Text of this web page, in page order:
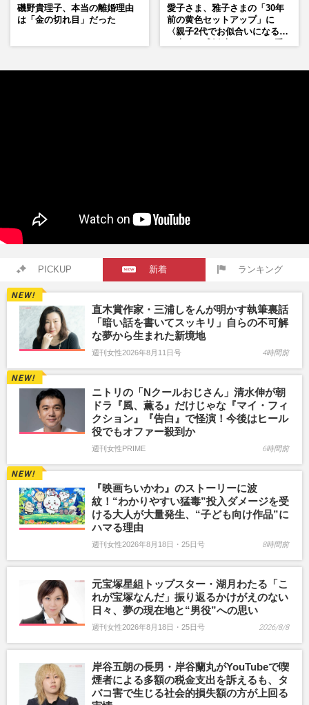
磯野貴理子、本当の離婚理由
は「金の切れ目」だった
愛子さま、雅子さまの「30年
前の黄色セットアップ」に
〈親子2代でお似合いになる〉
PICKUP 新着 ランキング
直木賞作家・三浦しをんが明かす執筆裏話
「暗い話を書いてスッキリ」自らの不可解
な夢から生まれた新境地
週刊女性2026年8月11日号 4時間前
ニトリの「Nクールおじさん」清水伸が朝
ドラ『風、薫る』だけじゃな『マイ・フィ
クション』『告白』で怪演！今後はヒール
役でもオファー殺到か
週刊女性PRIME 6時間前
『映画ちいかわ』のストーリーに波
紋！“わかりやすい猛毒”投入ダメージを受
ける大人が大量発生、“子ども向け作品”に
ハマる理由
週刊女性2026年8月18日・25日号 8時間前
元宝塚星組トップスター・湖月わたる「こ
れが宝塚なんだ」振り返るかけがえのない
日々、夢の現在地と“男役”への思い
週刊女性2026年8月18日・25日号 2026/8/8
岸谷五朗の長男・岸谷蘭丸がYouTubeで喫
煙者による多額の税金支出を訴えるも、タ
バコ害で生じる社会的損失額の方が上回る